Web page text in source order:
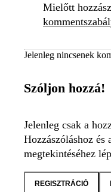
Mielőtt
Jelenleg nincsenek
Szóljon hozzá!
Jelenleg csak a
Hozzászóláshoz
megtekintéséhez
REGISZTRÁCIÓ